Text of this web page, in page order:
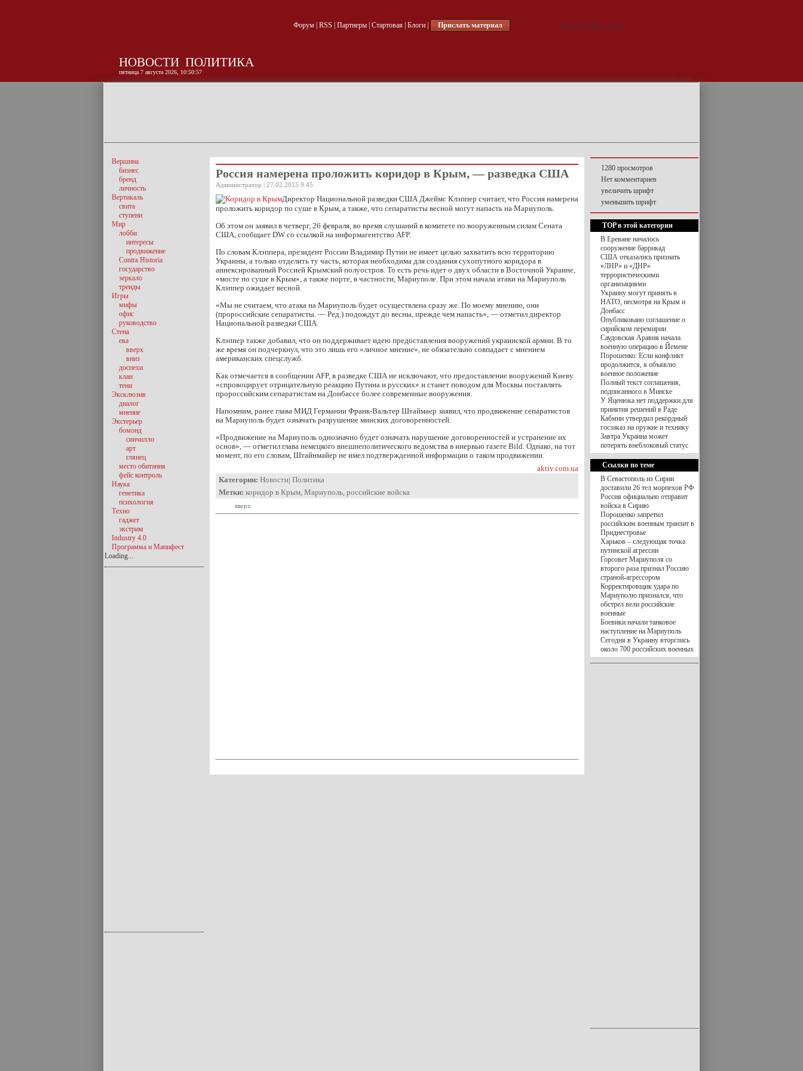
Форум| RSS Партнеры| Стартовая| Блоги| Прислать материал
НОВОСТИ ПОЛИТИКА
пятница 7 августа 2026, 10:50:57
Россия намерена проложить коридор в Крым, — разведка США
Администратор | 27.02.2015 9:45
Директор Национальной разведки США Джеймс Клэппер считает, что Россия намерена
проложить коридор по суше в Крым, а также, что сепаратисты весной могут напасть на Мариуполь.
Об этом он заявил в четверг, 26 февраля, во время слушаний в комитете по вооруженным силам Сената
США, сообщает DW со ссылкой на информагентство AFP.
По словам Клэппера, президент России Владимир Путин не имеет целью захватить всю территорию
Украины, а только отделить ту часть, которая необходима для создания сухопутного коридора в
аннексированный Россией Крымский полуостров. То есть речь идет о двух области в Восточной Украине,
«мосте по суше в Крым», а также порте, в частности, Мариуполе. При этом начала атаки на Мариуполь
Клэппер ожидает весной.
«Мы не считаем, что атака на Мариуполь будет осуществлена сразу же. По моему мнению, они
(пророссийские сепаратисты. — Ред.) подождут до весны, прежде чем напасть», — отметил директор
Национальной разведки США.
Клэппер также добавил, что он поддерживает идею предоставления вооружений украинской армии. В то
же время он подчеркнул, что это лишь его «личное мнение», не обязательно совпадает с мнением
американских спецслужб.
Как отмечается в сообщении AFP, в разведке США не исключают, что предоставление вооружений Киеву
«спровоцирует отрицательную реакцию Путина и русских» и станет поводом для Москвы поставлять
пророссийским сепаратистам на Донбассе более современные вооружения.
Напомним, ранее глава МИД Германии Франк-Вальтер Штаймаер заявил, что продвижение сепаратистов
на Мариуполь будет означать разрушение минских договоренностей.
«Продвижение на Мариуполь однозначно будет означать нарушение договоренностей и устранение их
основ», — отметил глава немецкого внешнеполитического ведомства в инервью газете Bild. Однако, на тот
момент, по его словам, Штайнмайер не имел подтвержденной информации о таком продвижении.
aktiv.com.ua
Категории: Новости| Политика
Метки: коридор в Крым, Мариуполь, российские войска
вверх
Вершина
бизнес
бренд
личность
Вертикаль
свита
ступени
Мир
лобби
интересы
продвижение
Contra Historia
государство
зеркало
тренды
Игры
мифы
офис
руководство
Стена
ева
вверх
вниз
доспехи
клан
тени
Эксклюзив
диалог
мнение
Экстерьер
бомонд
синчилло
арт
глянец
место обитания
фейс контроль
Наука
генетика
психология
Техно
гаджет
экстрим
Industry 4.0
Программа и Манифест
Loading...
1280 просмотров
Нет комментариев
увеличить шрифт
уменьшить шрифт
TOP в этой категории
В Ереване началось
сооружение баррикад
США отказались признать
«ЛНР» и «ДНР»
террористическими
организациями
Украину могут принять в
НАТО, несмотря на Крым и
Донбасс
Опубликовано соглашение о
сирийском перемирии
Саудовская Аравия начала
военную операцию в Йемене
Порошенко: Если конфликт
продолжится, я объявлю
военное положение
Полный текст соглашения,
подписанного в Минске
У Яценюка нет поддержки для
принятия решений в Раде
Кабмин утвердил рекордный
госзаказ на оружие и технику
Завтра Украина может
потерять внеблоковый статус
Ссылки по теме
В Севастополь из Сирии
доставили 26 тел морпехов РФ
Россия официально отправит
войска в Сирию
Порошенко запретил
российским военным транзит в
Приднестровье
Харьков – следующая точка
путинской агрессии
Горсовет Мариуполя со
второго раза признал Россию
страной-агрессором
Корректировщик удара по
Мариуполю признался, что
обстрел вели российские
военные
Боевики начали танковое
наступление на Мариуполь
Сегодня в Украину вторглись
около 700 российских военных